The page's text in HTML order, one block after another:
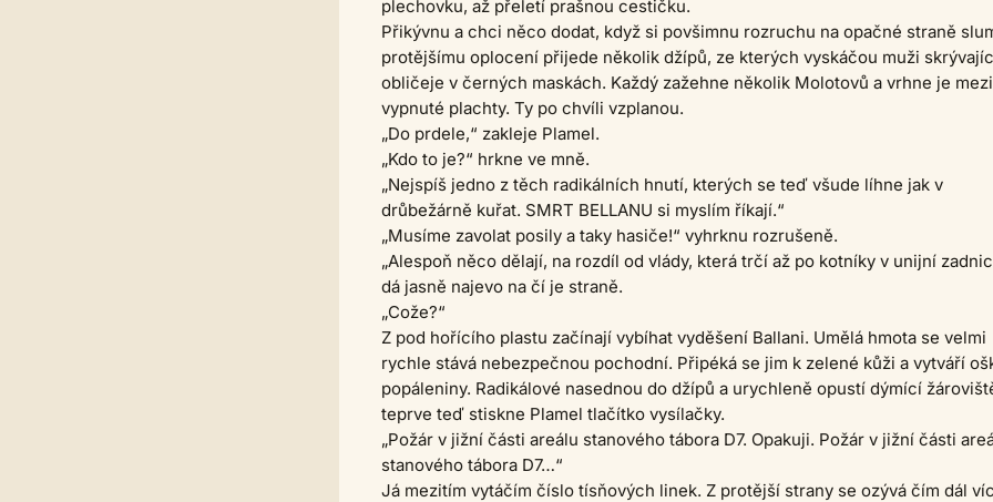
plechovku, až přeletí prašnou cestičku.
Přikývnu a chci něco dodat, když si povšimnu rozruchu na opačné straně
protějšímu oplocení přijede několik džípů, ze kterých vyskáčou muži
obličeje v černých maskách. Každý zažehne několik Molotovů a vrhne je mezi
vypnuté plachty. Ty po chvíli vzplanou.
„Do prdele,“ zakleje Plamel.
„Kdo to je?“ hrkne ve mně.
„Nejspíš jedno z těch radikálních hnutí, kterých se teď všude líhne jak v
drůbežárně kuřat. SMRT BELLANU si myslím říkají.“
„Musíme zavolat posily a taky hasiče!“ vyhrknu rozrušeně.
„Alespoň něco dělají, na rozdíl od vlády, která trčí až po kotníky v unijní
dá jasně najevo na čí je straně.
„Cože?“
Z pod hořícího plastu začínají vybíhat vyděšení Ballani. Umělá hmota se velmi
rychle stává nebezpečnou pochodní. Připéká se jim k zelené kůži a vytváří
popáleniny. Radikálové nasednou do džípů a urychleně opustí dýmící
teprve teď stiskne Plamel tlačítko vysílačky.
„Požár v jižní části areálu stanového tábora D7. Opakuji. Požár v jižní části
stanového tábora D7…“
Já mezitím vytáčím číslo tísňových linek. Z protější strany se ozývá čím dál